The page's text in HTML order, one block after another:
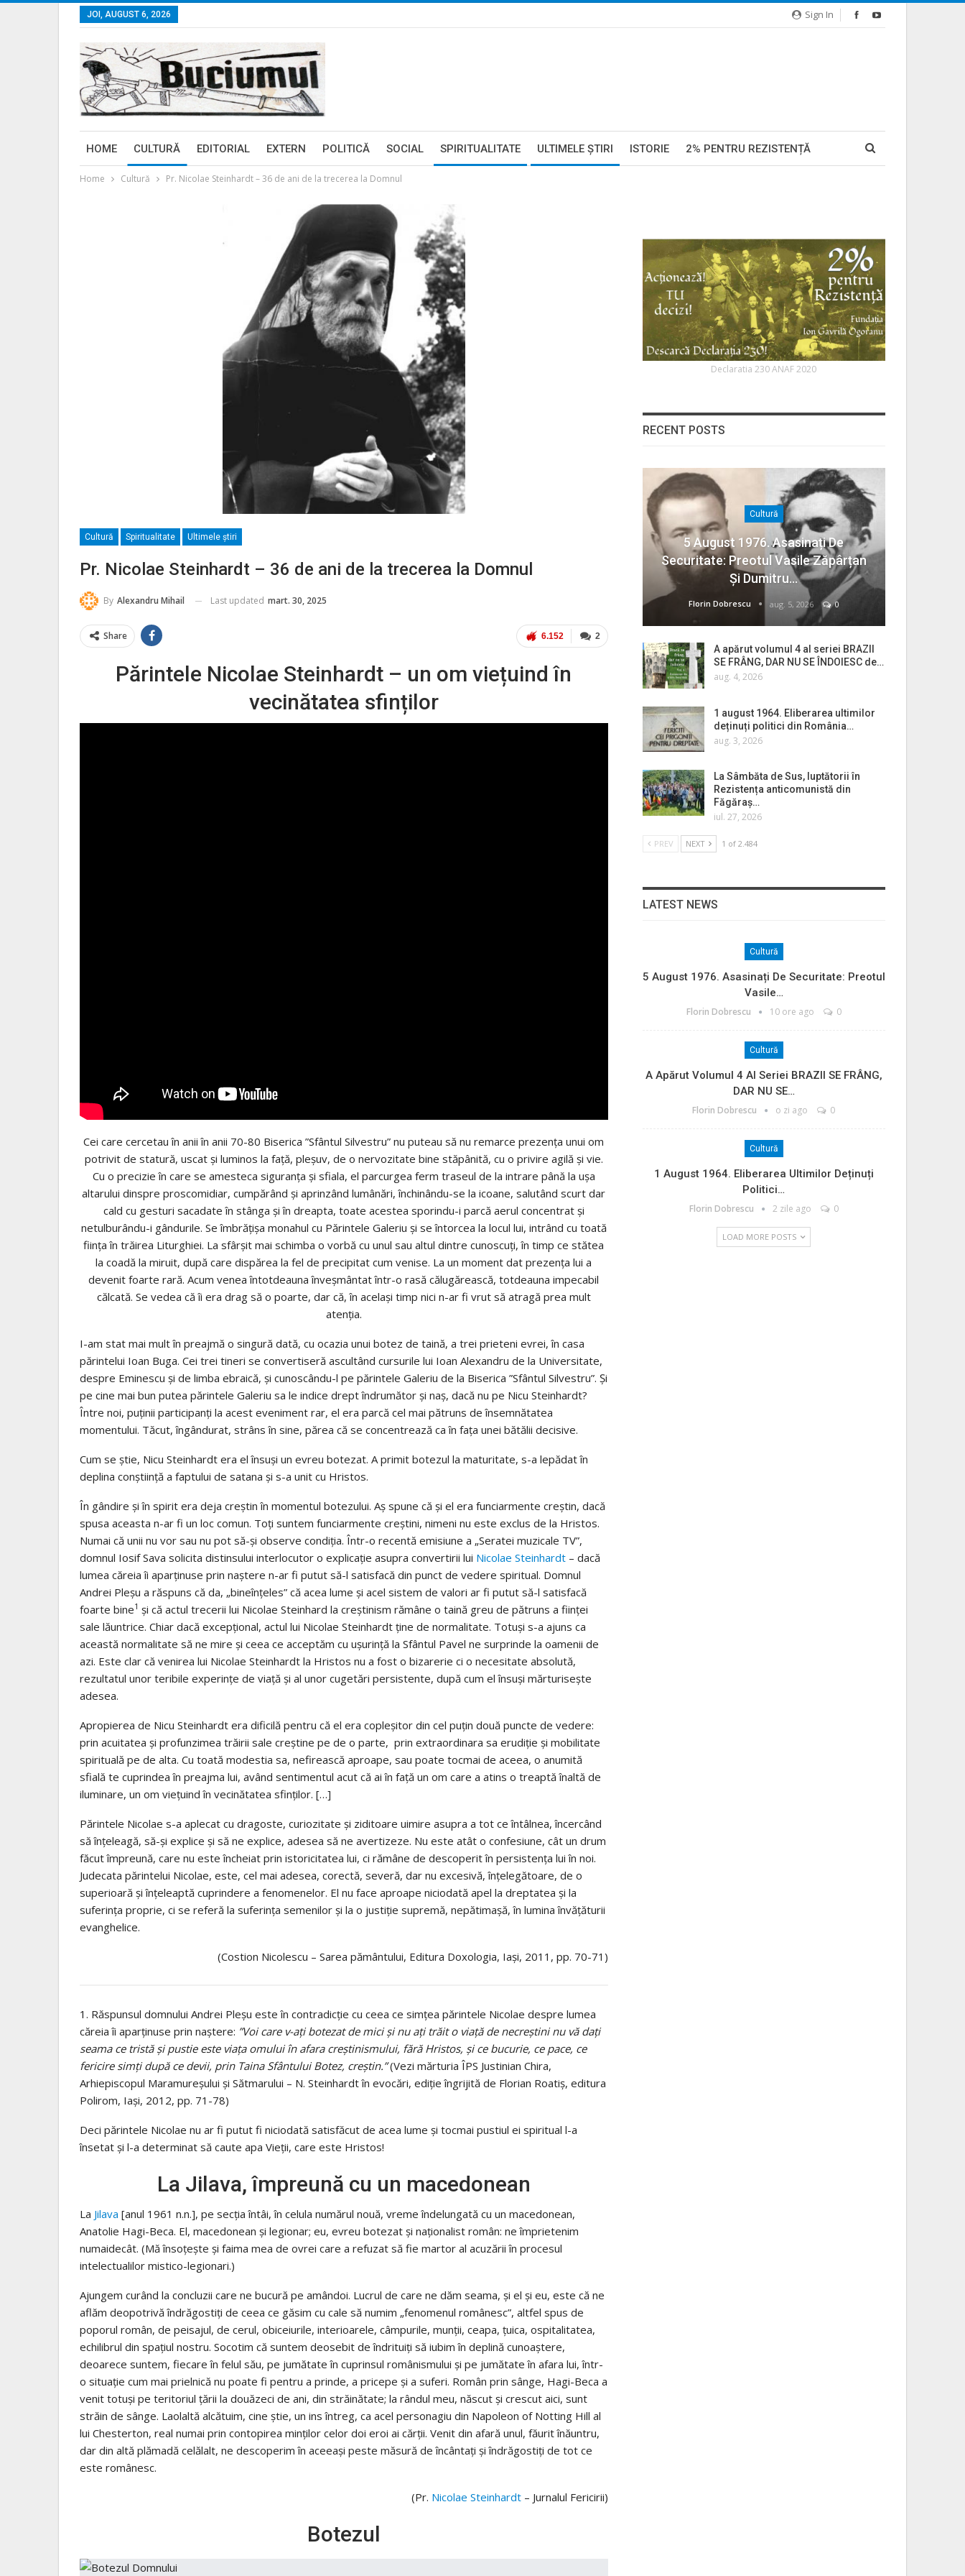
Sign In
JOI, AUGUST 6, 2026
HOME CULTURĂ EDITORIAL EXTERN POLITICĂ SOCIAL SPIRITUALITATE ULTIMELE ŞTIRI ISTORIE 2% PENTRU REZISTENȚĂ
Home Cultură Pr. Nicolae Steinhardt – 36 de ani de la trecerea la Domnul
Cultură Spiritualitate Ultimele ştiri
Pr. Nicolae Steinhardt – 36 de ani de la trecerea la Domnul
By Alexandru Mihail Last updated mart. 30, 2025
2
6.152
Share
Părintele Nicolae Steinhardt – un om viețuind în
vecinătatea sfinților
Cei care cercetau în anii în anii 70-80 Biserica ”Sfântul Silvestru” nu puteau să nu remarce prezența unui om
potrivit de statură, uscat și luminos la față, pleșuv, de o nervozitate bine stăpânită, cu o privire agilă și vie.
Cu o precizie în care se amesteca siguranța și sfiala, el parcurgea ferm traseul de la intrare până la ușa
altarului dinspre proscomidiar, cumpărând și aprinzând lumânări, închinându-se la icoane, salutând scurt dar
cald cu gesturi sacadate în stânga și în dreapta, toate acestea sporindu-i parcă aerul concentrat și
netulburându-i gândurile. Se îmbrățișa monahul cu Părintele Galeriu și se întorcea la locul lui, intrând cu toată
ființa în trăirea Liturghiei. La sfârșit mai schimba o vorbă cu unul sau altul dintre cunoscuți, în timp ce stătea
la coadă la miruit, după care dispărea la fel de precipitat cum venise. La un moment dat prezența lui a
devenit foarte rară. Acum venea întotdeauna înveșmântat într-o rasă călugărească, totdeauna impecabil
călcată. Se vedea că îi era drag să o poarte, dar că, în același timp nici n-ar fi vrut să atragă prea mult
atenția.
I-am stat mai mult în preajmă o singură dată, cu ocazia unui botez de taină, a trei prieteni evrei, în casa
părintelui Ioan Buga. Cei trei tineri se convertiseră ascultând cursurile lui Ioan Alexandru de la Universitate,
despre Eminescu și de limba ebraică, și cunoscându-l pe părintele Galeriu de la Biserica ”Sfântul Silvestru”. Și
pe cine mai bun putea părintele Galeriu sa le indice drept îndrumător și naș, dacă nu pe Nicu Steinhardt?
Între noi, puținii participanți la acest eveniment rar, el era parcă cel mai pătruns de însemnătatea
momentului. Tăcut, îngândurat, strâns în sine, părea că se concentrează ca în fața unei bătălii decisive.
Cum se știe, Nicu Steinhardt era el însuși un evreu botezat. A primit botezul la maturitate, s-a lepădat în
deplina conștiință a faptului de satana și s-a unit cu Hristos.
În gândire și în spirit era deja creștin în momentul botezului. Aș spune că și el era funciarmente creștin, dacă
spusa aceasta n-ar fi un loc comun. Toți suntem funciarmente creștini, nimeni nu este exclus de la Hristos.
Numai că unii nu vor sau nu pot să-și observe condiția. Într-o recentă emisiune a „Seratei muzicale TV”,
domnul Iosif Sava solicita distinsului interlocutor o explicație asupra convertirii lui Nicolae Steinhardt – dacă
lumea căreia îi aparținuse prin naștere n-ar fi putut să-l satisfacă din punct de vedere spiritual. Domnul
Andrei Pleșu a răspuns că da, „bineînțeles” că acea lume și acel sistem de valori ar fi putut să-l satisfacă
foarte bine1 și că actul trecerii lui Nicolae Steinhard la creștinism rămâne o taină greu de pătruns a ființei
sale lăuntrice. Chiar dacă excepțional, actul lui Nicolae Steinhardt ține de normalitate. Totuși s-a ajuns ca
această normalitate să ne mire și ceea ce acceptăm cu ușurință la Sfântul Pavel ne surprinde la oamenii de
azi. Este clar că venirea lui Nicolae Steinhardt la Hristos nu a fost o bizarerie ci o necesitate absolută,
rezultatul unor teribile experințe de viață și al unor cugetări persistente, după cum el însuși mărturisește
adesea.
Apropierea de Nicu Steinhardt era dificilă pentru că el era copleșitor din cel puțin două puncte de vedere:
prin acuitatea și profunzimea trăirii sale creștine pe de o parte, prin extraordinara sa erudiție și mobilitate
spirituală pe de alta. Cu toată modestia sa, nefirească aproape, sau poate tocmai de aceea, o anumită
sfială te cuprindea în preajma lui, având sentimentul acut că ai în față un om care a atins o treaptă înaltă de
iluminare, un om viețuind în vecinătatea sfinților. […]
Părintele Nicolae s-a aplecat cu dragoste, curiozitate și ziditoare uimire asupra a tot ce întâlnea, încercând
să înțeleagă, să-și explice și să ne explice, adesea să ne avertizeze. Nu este atât o confesiune, cât un drum
făcut împreună, care nu este încheiat prin istoricitatea lui, ci rămâne de descoperit în persistența lui în noi.
Judecata părintelui Nicolae, este, cel mai adesea, corectă, severă, dar nu excesivă, înțelegătoare, de o
superioară și înțeleaptă cuprindere a fenomenelor. El nu face aproape niciodată apel la dreptatea și la
suferința proprie, ci se referă la suferința semenilor și la o justiție supremă, nepătimașă, în lumina învățăturii
evanghelice.
(Costion Nicolescu – Sarea pământului, Editura Doxologia, Iași, 2011, pp. 70-71)
1. Răspunsul domnului Andrei Pleșu este în contradicție cu ceea ce simțea părintele Nicolae despre lumea
căreia îi aparținuse prin naștere: ”Voi care v-ați botezat de mici și nu ați trăit o viață de necreștini nu vă dați
seama ce tristă și pustie este viața omului în afara creștinismului, fără Hristos, și ce bucurie, ce pace, ce
fericire simți după ce devii, prin Taina Sfântului Botez, creștin.”(Vezi mărturia ÎPS Justinian Chira,
Arhiepiscopul Maramureșului și Sătmarului – N. Steinhardt în evocări, ediție îngrijită de Florian Roatiș, editura
Polirom, Iași, 2012, pp. 71-78)
Deci părintele Nicolae nu ar fi putut fi niciodată satisfăcut de acea lume și tocmai pustiul ei spiritual l-a
însetat și l-a determinat să caute apa Vieții, care este Hristos!
La Jilava, împreună cu un macedonean
La Jilava [anul 1961 n.n.], pe secţia întâi, în celula numărul nouă, vreme îndelungată cu un macedonean,
Anatolie Hagi-Beca. El, macedonean şi legionar; eu, evreu botezat şi naţionalist român: ne împrietenim
numaidecât. (Mă însoţeşte şi faima mea de ovrei care a refuzat să fie martor al acuzării în procesul
intelectualilor mistico-legionari.)
Ajungem curând la concluzii care ne bucură pe amândoi. Lucrul de care ne dăm seama, şi el şi eu, este că ne
aflăm deopotrivă îndrăgostiţi de ceea ce găsim cu cale să numim „fenomenul românesc”, altfel spus de
poporul român, de peisajul, de cerul, obiceiurile, interioarele, câmpurile, munţii, ceapa, ţuica, ospitalitatea,
echilibrul din spaţiul nostru. Socotim că suntem deosebit de îndrituiţi să iubim în deplină cunoaştere,
deoarece suntem, fiecare în felul său, pe jumătate în cuprinsul românismului şi pe jumătate în afara lui, într-
o situaţie cum mai prielnică nu poate fi pentru a prinde, a pricepe şi a suferi. Român prin sânge, Hagi-Beca a
venit totuşi pe teritoriul ţării la douăzeci de ani, din străinătate; la rândul meu, născut şi crescut aici, sunt
străin de sânge. Laolaltă alcătuim, cine ştie, un ins întreg, ca acel personagiu din Napoleon of Notting Hill al
lui Chesterton, real numai prin contopirea minţilor celor doi eroi ai cărţii. Venit din afară unul, făurit înăuntru,
dar din altă plămadă celălalt, ne descoperim în aceeaşi peste măsură de încântaţi şi îndrăgostiţi de tot ce
este românesc.
(Pr. Nicolae Steinhardt– Jurnalul Fericirii)
Botezul
Declaratia 230 ANAF 2020
RECENT POSTS
Cultură
5 August 1976. Asasinați De
Securitate: Preotul Vasile Zăpârțan
Și Dumitru…
Florin Dobrescu aug. 5, 2026 0
A apărut volumul 4 al seriei BRAZII
SE FRÂNG, DAR NU SE ÎNDOIESC de…
aug. 4, 2026
1 august 1964. Eliberarea ultimilor
deținuți politici din România…
aug. 3, 2026
La Sâmbăta de Sus, luptătorii în
Rezistența anticomunistă din
Făgăraș…
iul. 27, 2026
PREV NEXT 1 of 2.484
LATEST NEWS
Cultură
5 August 1976. Asasinați De Securitate: Preotul
Vasile…
Florin Dobrescu 10 ore ago 0
Cultură
A Apărut Volumul 4 Al Seriei BRAZII SE FRÂNG,
DAR NU SE…
Florin Dobrescu o zi ago 0
Cultură
1 August 1964. Eliberarea Ultimilor Deținuți
Politici…
Florin Dobrescu 2 zile ago 0
LOAD MORE POSTS